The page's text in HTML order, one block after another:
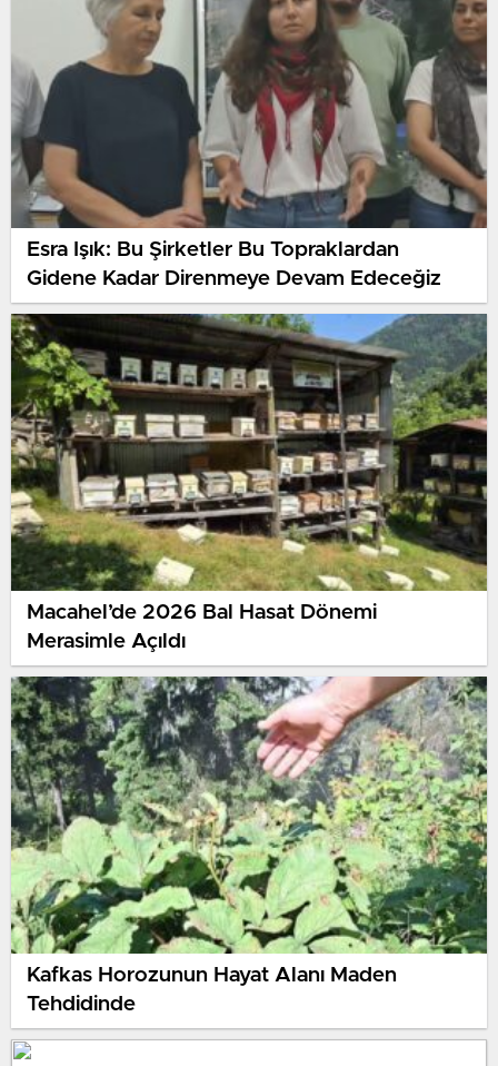
Esra Işık: Bu Şirketler Bu Topraklardan
Gidene Kadar Direnmeye Devam Edeceğiz
Macahel’de 2026 Bal Hasat Dönemi
Merasimle Açıldı
Kafkas Horozunun Hayat Alanı Maden
Tehdidinde